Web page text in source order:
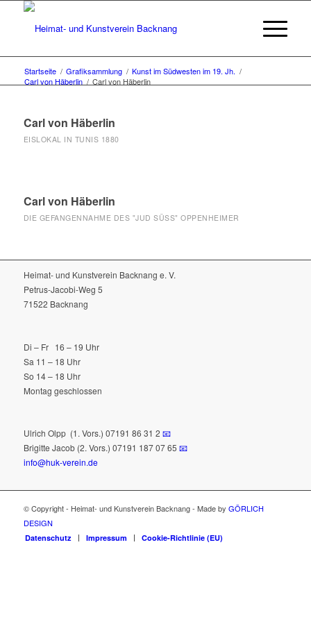
Startseite / Grafiksammlung / Kunst im Südwesten im 19. Jh. /
Carl von Häberlin / Carl von Häberlin
Carl von Häberlin
EISLOKAL IN TUNIS 1880
Carl von Häberlin
DIE GEFANGENNAHME DES "JUD SÜSS" OPPENHEIMER
Heimat- und Kunstverein Backnang e. V.
Petrus-Jacobi-Weg 5
71522 Backnang
Di – Fr 16 – 19 Uhr
Sa 11 – 18 Uhr
So 14 – 18 Uhr
Montag geschlossen
Ulrich Olpp (1. Vors.) 07191 86 31 2 📧
Brigitte Jacob (2. Vors.) 07191 187 07 65 📧
info@huk-verein.de
© Copyright - Heimat- und Kunstverein Backnang - Made by GÖRLICH
DESIGN
Datenschutz Impressum Cookie-Richtlinie (EU)